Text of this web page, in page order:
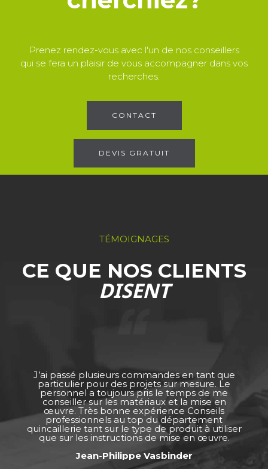
Prenez rendez-vous avec l'un de nos conseillers
qui se fera un plaisir de vous accompagner dans vos
recherches.
CONTACT
DEVIS GRATUIT
TÉMOIGNAGES
CE QUE NOS CLIENTS
DISENT
J’ai passé plusieurs commandes en tant que
particulier pour des projets sur mesure. Le
personnel a toujours pris le temps de me
conseiller sur les matériaux et la mise en
œuvre. Très bonne expérience Conseils
professionnels au top du département
quincaillerie tant sur le type de produit à utiliser
que sur les instructions de mise en œuvre.
Jean-Philippe Vasbinder